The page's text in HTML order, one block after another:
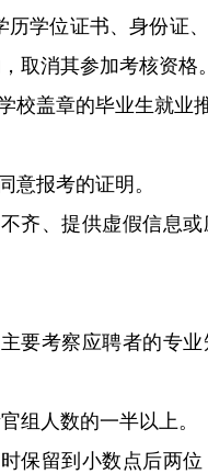
学位证书、身份证
取消其参加考核资格
盖章的毕业生就业
意报考的证明。
齐、提供虚假信息
要考察应聘者的专
组人数的一半以上。
保留到小数点后两